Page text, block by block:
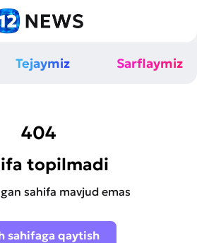
Tejaymiz Sarflaymiz
404
topilmadi
sahifa mavjud emas
sahifaga qaytish